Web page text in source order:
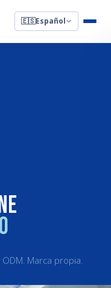
🇪🇸Español
Marca propia.